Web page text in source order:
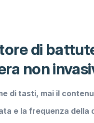
di
non
di tasti, mai il
e la frequenza della